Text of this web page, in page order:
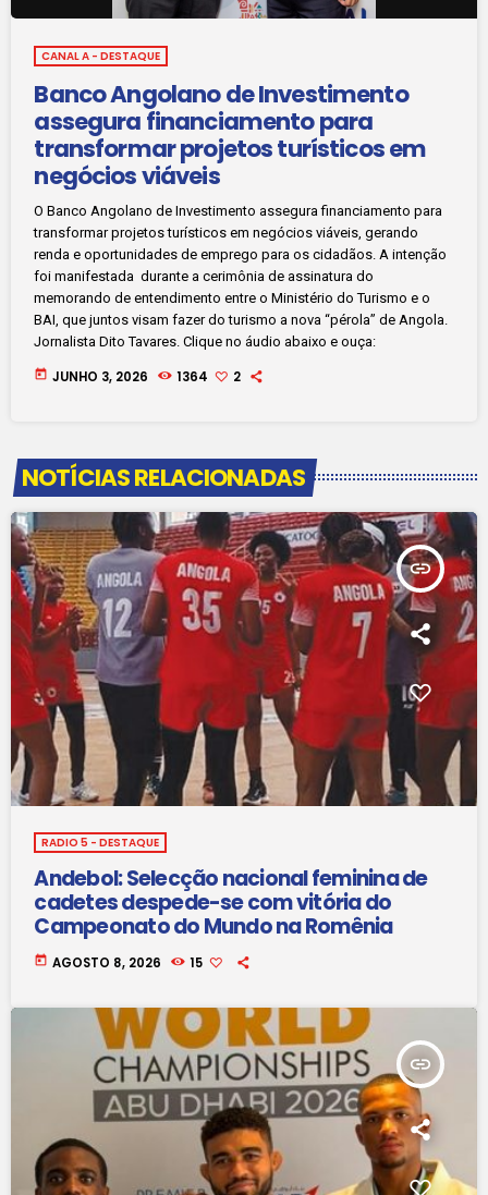
CANAL A - DESTAQUE
Banco Angolano de Investimento
assegura financiamento para
transformar projetos turísticos em
negócios viáveis
O Banco Angolano de Investimento assegura financiamento para
transformar projetos turísticos em negócios viáveis, gerando
renda e oportunidades de emprego para os cidadãos. A intenção
foi manifestada durante a cerimônia de assinatura do
memorando de entendimento entre o Ministério do Turismo e o
BAI, que juntos visam fazer do turismo a nova “pérola” de Angola.
Jornalista Dito Tavares. Clique no áudio abaixo e ouça:
today JUNHO 3, 2026 1364 2
NOTÍCIAS RELACIONADAS
insert_link
RADIO 5 - DESTAQUE
Andebol: Selecção nacional feminina de
cadetes despede-se com vitória do
Campeonato do Mundo na Romênia
today AGOSTO 8, 2026 15
insert_link